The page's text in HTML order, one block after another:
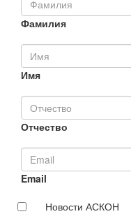
Фамилия
Имя
Отчество
Email
Новости АСКОН